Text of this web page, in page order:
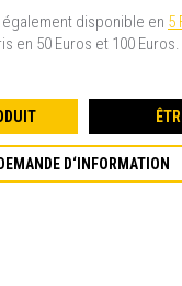
disponible en 5
en 50 Euros et 100 Euros.
DEMANDE D‘INFORMATION